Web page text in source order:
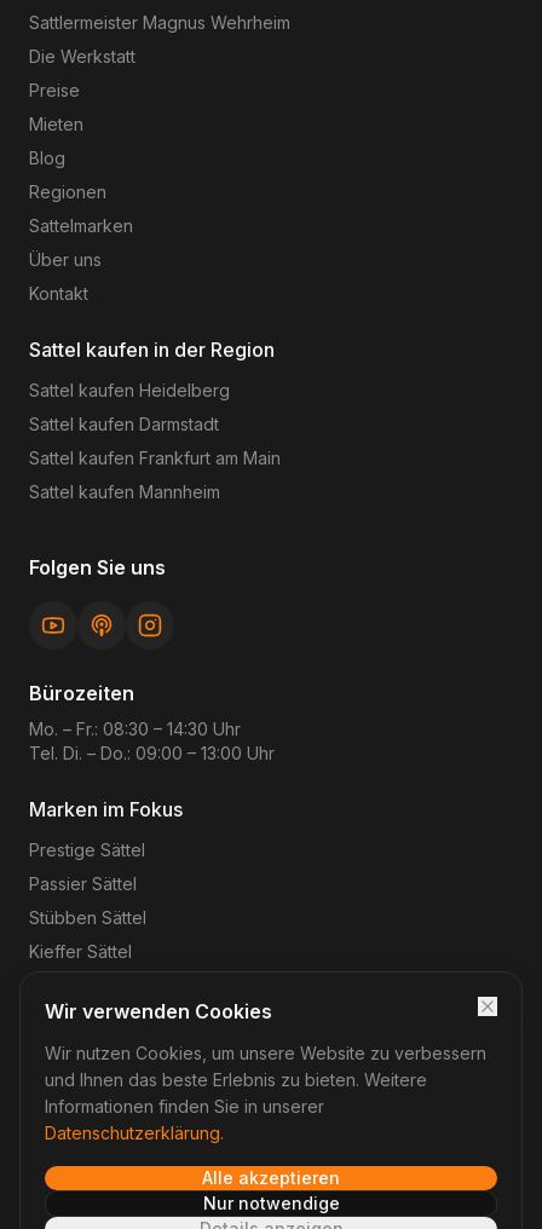
Sattlermeister Magnus Wehrheim
Die Werkstatt
Preise
Mieten
Blog
Regionen
Sattelmarken
Über uns
Kontakt
Sattel kaufen in der Region
Sattel kaufen Heidelberg
Sattel kaufen Darmstadt
Sattel kaufen Frankfurt am Main
Sattel kaufen Mannheim
Folgen Sie uns
Bürozeiten
Mo. – Fr.: 08:30 – 14:30 Uhr
Tel. Di. – Do.: 09:00 – 13:00 Uhr
Marken im Fokus
Prestige Sättel
Passier Sättel
Stübben Sättel
Kieffer Sättel
©2026 Reitsport-Rheinmain – Magnus Wehrheim. Alle
Rechte vorbehalten.
Impressum DatenschutzAGB
Verträge hier widerrufen
Wir verwenden Cookies
Wir nutzen Cookies, um unsere Website zu verbessern
und Ihnen das beste Erlebnis zu bieten. Weitere
Informationen finden Sie in unserer
Datenschutzerklärung.
Alle akzeptieren
Nur notwendige